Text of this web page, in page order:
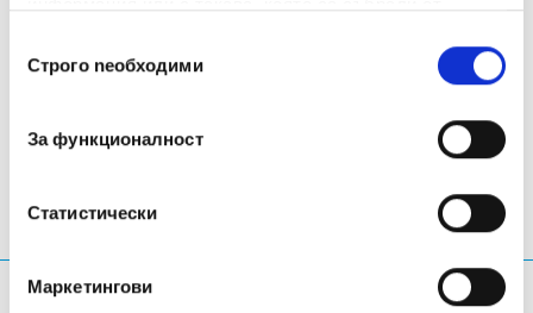
наСтрого nеобходими
За функционалност
Статистически
Маркетингови
Каква информация търсиш?